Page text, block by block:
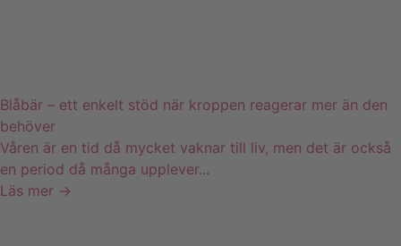
Blåbär – ett enkelt stöd när kroppen reagerar mer än den
behöver
Våren är en tid då mycket vaknar till liv, men det är också
en period då många upplever...
Läs mer →